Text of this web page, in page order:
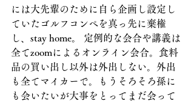
には大先輩のために自ら企画し設定し
ていたゴルフコンペを真っ先に棄権
し、stay home。 定例的な会合や講義は
全てzoomによるオンライン会合。食料
品の買い出し以外は外出しない。外出
も全てマイカーで。もうそろそろ孫に
も会いたいが大事をとってまだ会って